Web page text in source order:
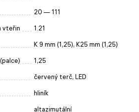
20 — 111
vteřin 1.21
K 9 mm (1,25), K25 mm (1,25)
1,25
červený terč, LED
hliník
altazimutální